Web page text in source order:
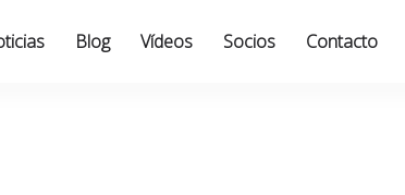
Blog Vídeos Socios Contacto